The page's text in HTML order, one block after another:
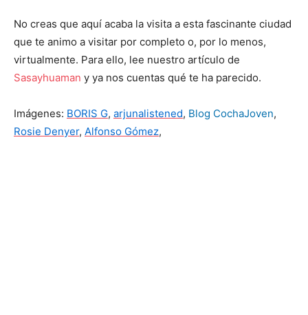
No creas que aquí acaba la visita a esta fascinante ciudad
que te animo a visitar por completo o, por lo menos,
virtualmente. Para ello, lee nuestro artículo de
Sasayhuaman y ya nos cuentas qué te ha parecido.
Imágenes: BORIS G, arjunalistened, Blog CochaJoven,
Rosie Denyer, Alfonso Gómez,